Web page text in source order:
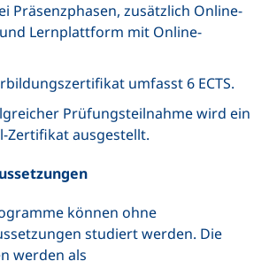
Präsenzphasen, zusätzlich Online-
Lernplattform mit Online-
umfasst 6 ECTS.
Prüfungsteilnahme wird ein
Zertifikat ausgestellt.
können ohne
studiert werden. Die
werden als